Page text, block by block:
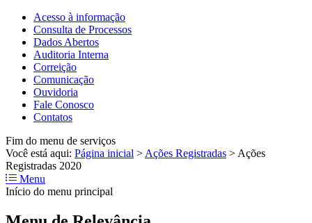
Acesso à informação
Consulta de Processos
Dados Abertos
Auditoria Interna
Correição
Comunicação
Ouvidoria
Fale Conosco
Contatos
Fim do menu de serviços
Você está aqui: Página inicial > Ações Registradas > Ações
Registradas 2020
Menu
Início do menu principal